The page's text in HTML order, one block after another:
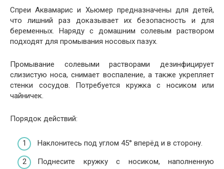
Спреи Аквамарис и Хьюмер предназначены для детей,
что лишний раз доказывает их безопасность и для
беременных. Наряду с домашним солевым раствором
подходят для промывания носовых пазух.
Промывание солевыми растворами дезинфицирует
слизистую носа, снимает воспаление, а также укрепляет
стенки сосудов. Потребуется кружка с носиком или
чайничек.
Порядок действий:
Наклонитесь под углом 45° вперёд и в сторону.
Поднесите кружку с носиком, наполненную